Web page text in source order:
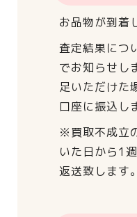
お品物が到着
査定結果につ
でお知らせし
足いただけた
口座に振込し
※買取不成立
いた日から1
返送致します。